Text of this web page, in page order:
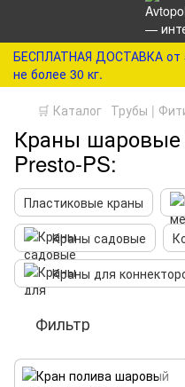
БЕСПЛАТНАЯ ДОСТАВКА от
не более 30 кг.
🛒 Каталог Трубы |
Краны шаровые
Presto-PS:
Пластиковые краны
Краны садовые
Краны для
Фильтр